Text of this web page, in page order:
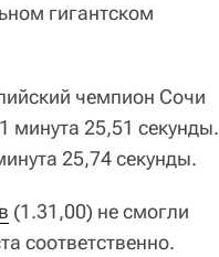
гигантском
чемпион Сочи
минута 25,51 секунды.
25,74 секунды.
(1.31,00) не смогли
соответственно.